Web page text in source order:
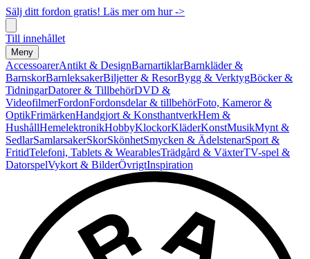
Sälj ditt fordon gratis! Läs mer om hur ->
Till innehållet
Meny
AccessoarerAntikt & DesignBarnartiklarBarnkläder &
BarnskorBarnleksakerBiljetter & ResorBygg & VerktygBöcker &
TidningarDatorer & TillbehörDVD &
VideofilmerFordonFordonsdelar & tillbehörFoto, Kameror &
OptikFrimärkenHandgjort & KonsthantverkHem &
HushållHemelektronikHobbyKlockorKläderKonstMusikMynt &
SedlarSamlarsakerSkorSkönhetSmycken & ÄdelstenarSport &
FritidTelefoni, Tablets & WearablesTrädgård & VäxterTV-spel &
DatorspelVykort & BilderÖvrigtInspiration